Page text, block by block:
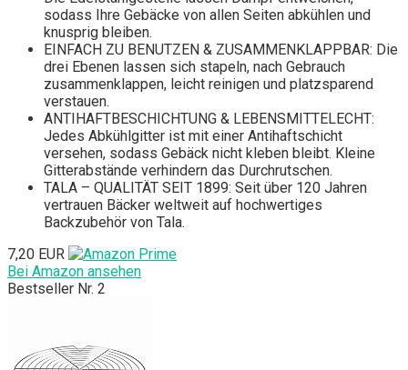
sodass Ihre Gebäcke von allen Seiten abkühlen und
knusprig bleiben.
EINFACH ZU BENUTZEN & ZUSAMMENKLAPPBAR: Die
drei Ebenen lassen sich stapeln, nach Gebrauch
zusammenklappen, leicht reinigen und platzsparend
verstauen.
ANTIHAFTBESCHICHTUNG & LEBENSMITTELECHT:
Jedes Abkühlgitter ist mit einer Antihaftschicht
versehen, sodass Gebäck nicht kleben bleibt. Kleine
Gitterabstände verhindern das Durchrutschen.
TALA – QUALITÄT SEIT 1899: Seit über 120 Jahren
vertrauen Bäcker weltweit auf hochwertiges
Backzubehör von Tala.
7,20 EUR
Bei Amazon ansehen
Bestseller Nr. 2